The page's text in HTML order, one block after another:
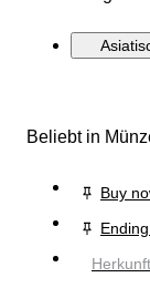
Beliebt in
Buy